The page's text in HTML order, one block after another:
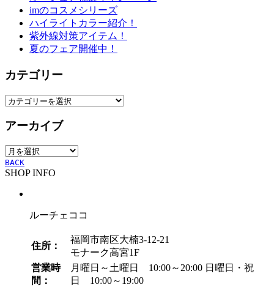
imのコスメシリーズ
ハイライトカラー紹介！
紫外線対策アイテム！
夏のフェア開催中！
カテゴリー
カ
ゴ
ー
アーカイブ
ア
ー
カ
BACK
SHOP INFO
ルーチェココ
住所：
福岡市南区大楠3-12-21
モナーク高宮1F
営業時
間：
月曜日～土曜日 10:00～20:00 日曜日・祝
日 10:00～19:00